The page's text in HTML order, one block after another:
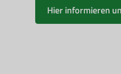
Hier informieren